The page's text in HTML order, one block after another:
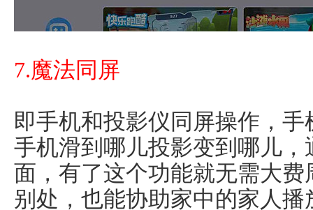
7.魔法同屏
即手机和投影仪同屏操作，
手机滑到哪儿投影变到哪儿
面，有了这个功能就无需大
别处，也能协助家中的家人